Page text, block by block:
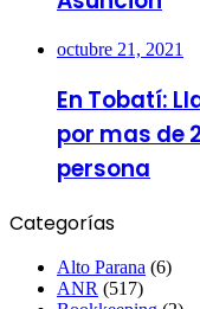
octubre 21, 2021
En Tobatí:
por mas de
persona
Categorías
Alto Parana (6)
ANR (517)